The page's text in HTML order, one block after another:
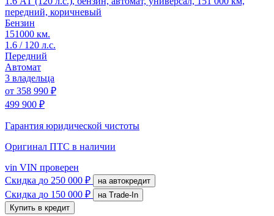
передний, коричневый
Бензин
151000 км.
1.6 / 120 л.с.
Передний
Автомат
3 владельца
от 358 990 ₽
499 900 ₽
Гарантия юридической чистоты
Оригинал ПТС в наличии
vin VIN проверен
Скидка до 250 000 ₽ на автокредит
Скидка до 150 000 ₽
на Trade-In
Купить в кредит